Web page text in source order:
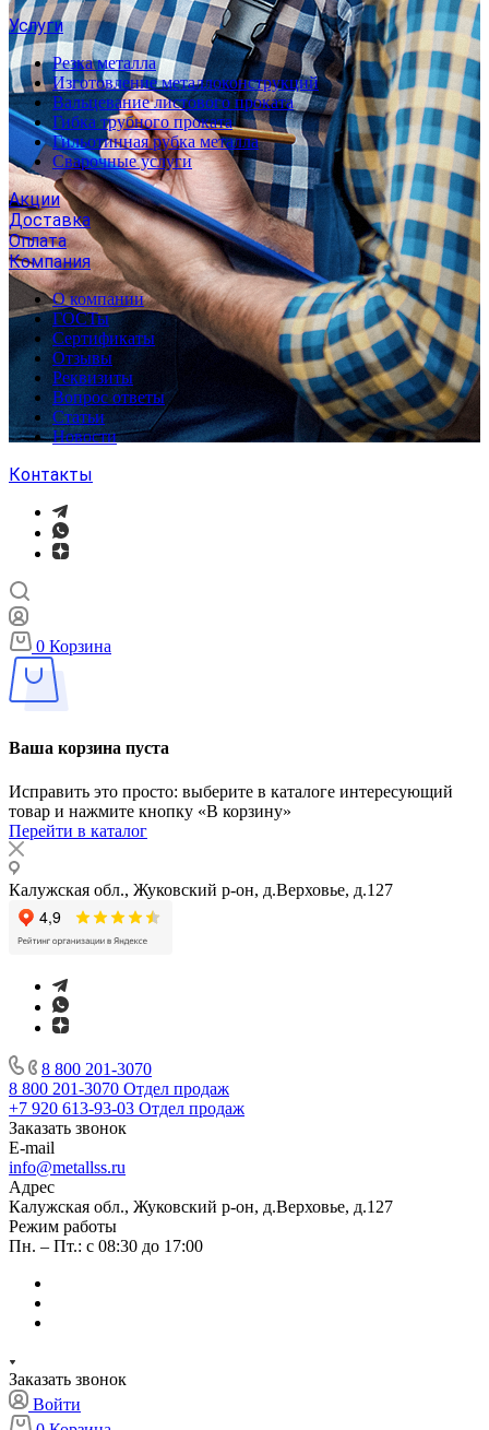
Услуги
Резка металла
Изготовление металлоконструкций
Вальцевание листового проката
Гибка трубного проката
Гильотинная рубка металла
Сварочные услуги
Акции
Доставка
Оплата
Компания
О компании
ГОСТы
Сертификаты
Отзывы
Реквизиты
Вопрос ответы
Статьи
Новости
Контакты
0 Корзина
Ваша корзина пуста
Исправить это просто: выберите в каталоге интересующий
товар и нажмите кнопку «В корзину»
Перейти в каталог
Калужская обл., Жуковский р-он, д.Верховье, д.127
8 800 201-3070
8 800 201-3070 Отдел продаж
+7 920 613-93-03 Отдел продаж
Заказать звонок
E-mail
info@metallss.ru
Адрес
Калужская обл., Жуковский р-он, д.Верховье, д.127
Режим работы
Пн. – Пт.: с 08:30 до 17:00
Заказать звонок
Войти